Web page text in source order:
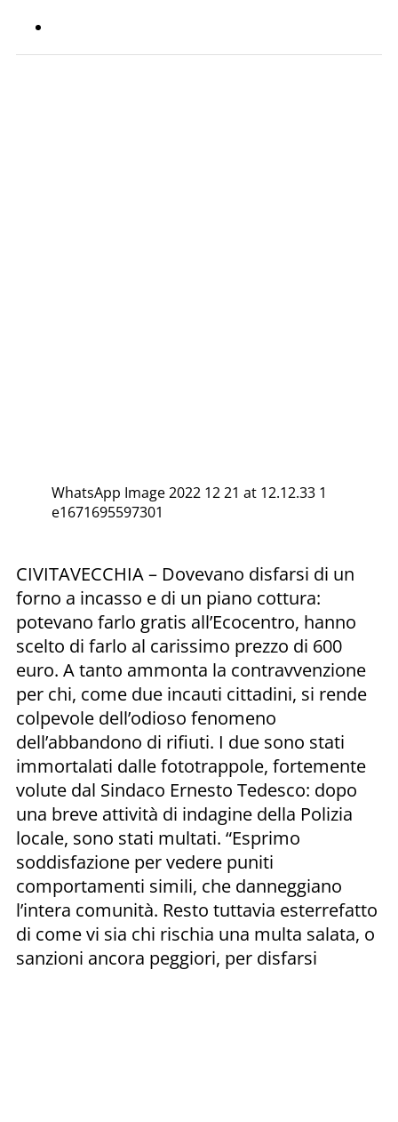
WhatsApp Image 2022 12 21 at 12.12.33 1
e1671695597301
CIVITAVECCHIA – Dovevano disfarsi di un
forno a incasso e di un piano cottura:
potevano farlo gratis all’Ecocentro, hanno
scelto di farlo al carissimo prezzo di 600
euro. A tanto ammonta la contravvenzione
per chi, come due incauti cittadini, si rende
colpevole dell’odioso fenomeno
dell’abbandono di rifiuti. I due sono stati
immortalati dalle fototrappole, fortemente
volute dal Sindaco Ernesto Tedesco: dopo
una breve attività di indagine della Polizia
locale, sono stati multati. “Esprimo
soddisfazione per vedere puniti
comportamenti simili, che danneggiano
l’intera comunità. Resto tuttavia esterrefatto
di come vi sia chi rischia una multa salata, o
sanzioni ancora peggiori, per disfarsi